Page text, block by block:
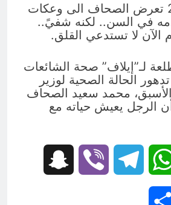
ـ منذ العام 2014 تعرض الصحاف الى وعكات
في السن.. لكنه شفيً..
الآن لا تستدعي القلق.
لـ”إيلاف” صحة الشائعات
الحالة الصحية لوزير
الأسبق، محمد سعيد الصحاف
الرجل يعيش حياته مع
WhatsApp
Telegram
Viber